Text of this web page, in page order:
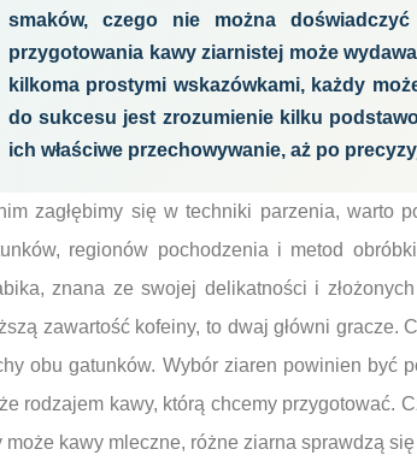
smaków, czego nie można
przygotowania kawy ziarnistej może
kilkoma prostymi wskazówkami, każdy
do sukcesu jest zrozumienie kilku
ich właściwe przechowywanie, aż po
zagłębimy się w techniki parzenia, warto
regionów pochodzenia i metod
znana ze swojej delikatności i
zawartość kofeiny, to dwaj główni gracze.
obu gatunków. Wybór ziaren powinien być
rodzajem kawy, którą chcemy przygotować.
może kawy mleczne, różne ziarna sprawdzą